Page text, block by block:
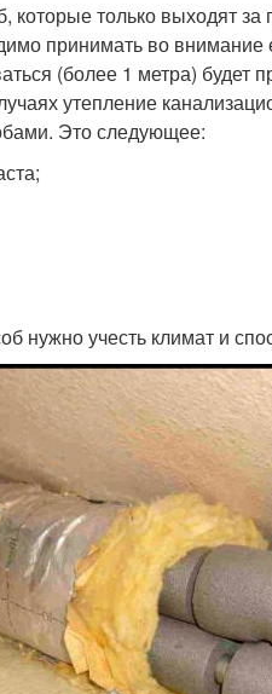
которые только выходят
принимать во
(более 1 метра) будет
утепление
Это следующее:
нужно учесть климат и